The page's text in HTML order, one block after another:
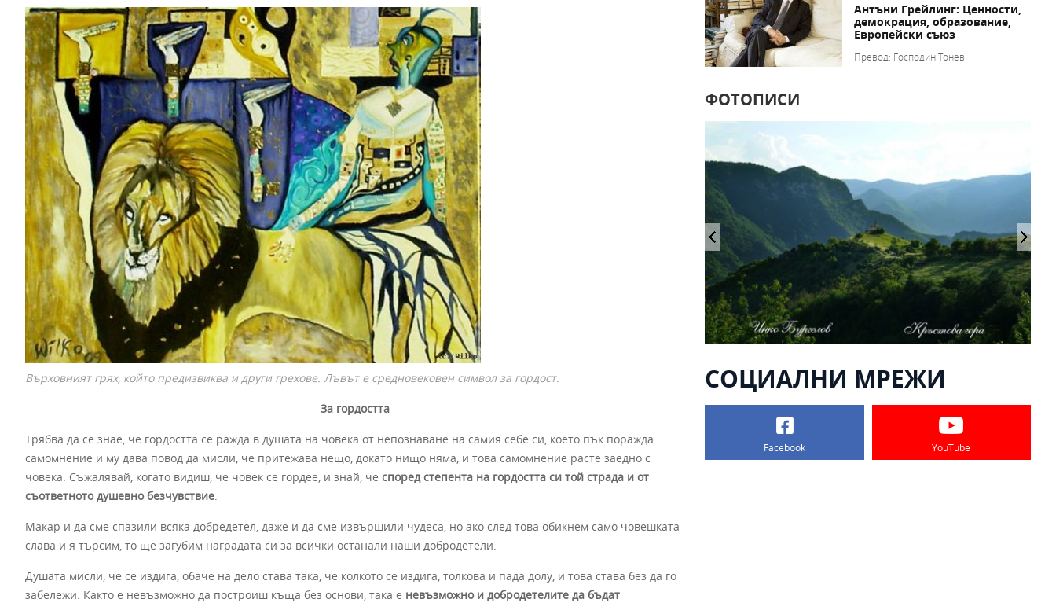
Върховният грях, който предизвиква и други грехове. Лъвът е средновековен символ за гордост.
За гордостта
Трябва да се знае, че гордостта се ражда в душата на човека от непознаване на самия себе си, което пък поражда
самомнение и му дава повод да мисли, че притежава нещо, докато нищо няма, и това самомнение расте заедно с
човека. Съжалявай, когато видиш, че човек се гордее, и знай, че според степента на гордостта си той страда и от
съответното душевно безчувствие
Макар и да сме спазили всяка добредетел, даже и да сме извършили чудеса, но ако след това обикнем само човешката
слава и я търсим, то ще загубим наградата си за всички останали наши добродетели.
Душата мисли, че се издига, обаче на дело става така, че колкото се издига, толкова и пада долу, и това става без да го
забележи. Както е невъзможно да построиш къща без основи, така е невъзможно и добродетелите да бъдат
Антъни Грейлинг: Ценности,
демокрация, образование,
Европейски съюз
Превод: Господин Тонев
ФОТОПИСИ
СОЦИАЛНИ МРЕЖИ
Facebook YouTube